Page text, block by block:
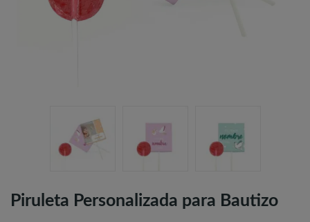
Piruleta Personalizada para Bautizo